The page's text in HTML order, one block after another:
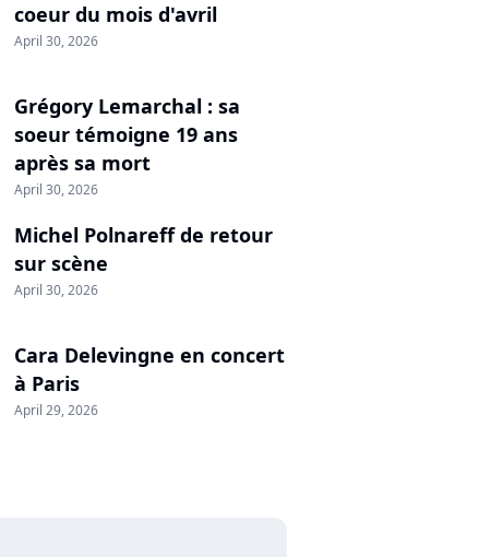
coeur du mois d'avril
April 30, 2026
Grégory Lemarchal : sa
soeur témoigne 19 ans
après sa mort
April 30, 2026
Michel Polnareff de retour
sur scène
April 30, 2026
Cara Delevingne en concert
à Paris
April 29, 2026